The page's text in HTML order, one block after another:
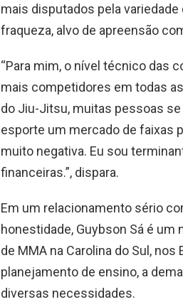
mais disputados pela
fraqueza, alvo de apreensão
“Para mim, o nível técnico das
mais competidores em todas
do Jiu-Jitsu, muitas pessoas
esporte um mercado de faixas
muito negativa. Eu sou
financeiras.”, dispara.
Em um relacionamento sério
honestidade, Guybson Sá é um
de MMA na Carolina do Sul,
planejamento de ensino, a
diversas necessidades.